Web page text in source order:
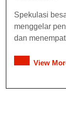
Spekulasi
menggelar
dan
View